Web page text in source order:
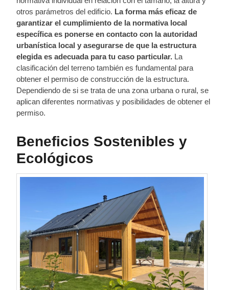
otros parámetros del edificio. La forma más eficaz de
garantizar el cumplimiento de la normativa local
específica es ponerse en contacto con la autoridad
urbanística local y asegurarse de que la estructura
elegida es adecuada para tu caso particular. La
clasificación del terreno también es fundamental para
obtener el permiso de construcción de la estructura.
Dependiendo de si se trata de una zona urbana o rural, se
aplican diferentes normativas y posibilidades de obtener el
permiso.
Beneficios Sostenibles y
Ecológicos